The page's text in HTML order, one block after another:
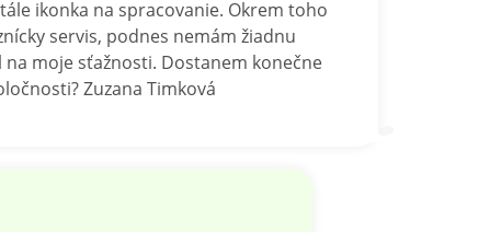
ikonka na spracovanie. Okrem toho
servis, podnes nemám žiadnu
moje sťažnosti. Dostanem konečne
Zuzana Timková